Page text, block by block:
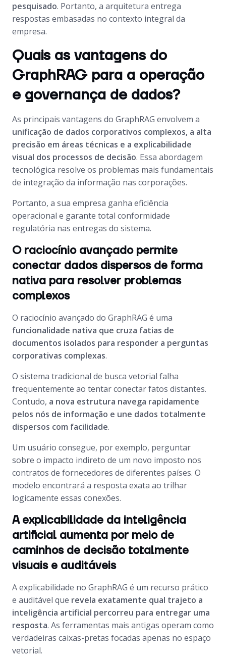
pesquisado. Portanto, a arquitetura entrega
respostas embasadas no contexto integral da
empresa.
Quais as vantagens do
GraphRAG para a operação
e governança de dados?
As principais vantagens do GraphRAG envolvem a
unificação de dados corporativos complexos, a alta
precisão em áreas técnicas e a explicabilidade
visual dos processos de decisão. Essa abordagem
tecnológica resolve os problemas mais fundamentais
de integração da informação nas corporações.
Portanto, a sua empresa ganha eficiência
operacional e garante total conformidade
regulatória nas entregas do sistema.
O raciocínio avançado permite
conectar dados dispersos de forma
nativa para resolver problemas
complexos
O raciocínio avançado do GraphRAG é uma
funcionalidade nativa que cruza fatias de
documentos isolados para responder a perguntas
corporativas complexas.
O sistema tradicional de busca vetorial falha
frequentemente ao tentar conectar fatos distantes.
Contudo, a nova estrutura navega rapidamente
pelos nós de informação e une dados totalmente
dispersos com facilidade.
Um usuário consegue, por exemplo, perguntar
sobre o impacto indireto de um novo imposto nos
contratos de fornecedores de diferentes países. O
modelo encontrará a resposta exata ao trilhar
logicamente essas conexões.
A explicabilidade da inteligência
artificial aumenta por meio de
caminhos de decisão totalmente
visuais e auditáveis
A explicabilidade no GraphRAG é um recurso prático
e auditável que revela exatamente qual trajeto a
inteligência artificial percorreu para entregar uma
resposta. As ferramentas mais antigas operam como
verdadeiras caixas-pretas focadas apenas no espaço
vetorial.